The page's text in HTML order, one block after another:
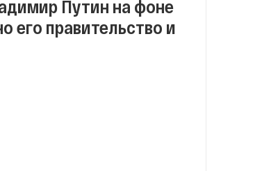
Путин на фоне
его правительство и